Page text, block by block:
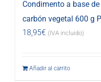
Condimento a base
carbón vegetal 600 g
18,95€ (IVA incluido)
Añadir al carrito